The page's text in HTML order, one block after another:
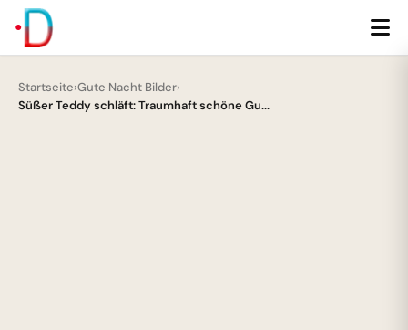
Startseite›Gute Nacht Bilder›
Süßer Teddy schläft: Traumhaft schöne Gu...